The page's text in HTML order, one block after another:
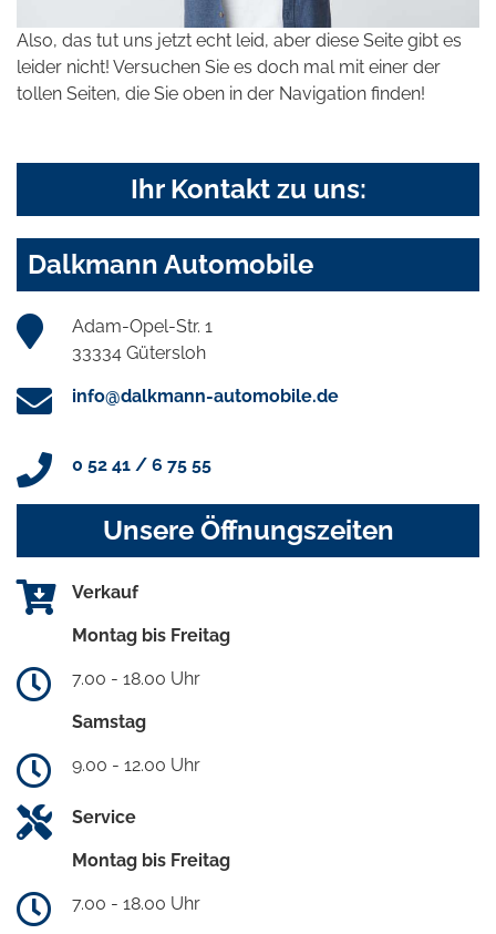
Also, das tut uns jetzt echt leid, aber diese Seite gibt es
leider nicht! Versuchen Sie es doch mal mit einer der
tollen Seiten, die Sie oben in der Navigation finden!
Ihr Kontakt zu uns:
Dalkmann Automobile
Adam-Opel-Str. 1
33334 Gütersloh
info@dalkmann-automobile.de
0 52 41 / 6 75 55
Unsere Öffnungszeiten
Verkauf
Montag bis Freitag
7.00 - 18.00 Uhr
Samstag
9.00 - 12.00 Uhr
Service
Montag bis Freitag
7.00 - 18.00 Uhr